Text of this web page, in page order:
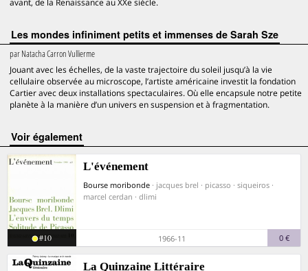
avant, de la Renaissance au XXe siècle.
Les mondes infiniment petits et immenses de Sarah Sze
parNatacha Carron Vullierme
Jouant avec les échelles, de la vaste trajectoire du soleil jusqu’à la vie
cellulaire observée au microscope, l’artiste américaine investit la fondation
Cartier avec deux installations spectaculaires. Où elle encapsule notre petite
planète à la manière d’un univers en suspension et à fragmentation.
voir également
L'événement
Bourse moribonde · jacques brel · picasso · siqueiros ·
marcel cerdan · dlimi
#10 1966-11 0 €
La Quinzaine Littéraire